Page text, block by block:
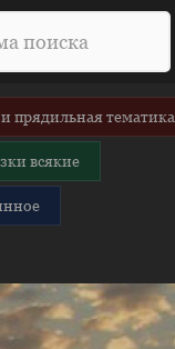
прядильная тематика
всякие